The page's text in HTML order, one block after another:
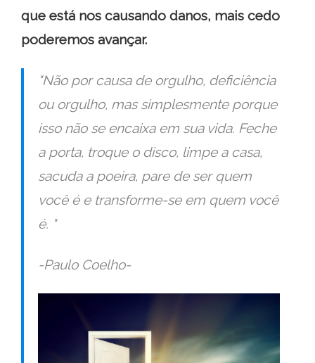
que está nos causando danos, mais cedo
poderemos avançar.
"Não por causa de orgulho, deficiência
ou orgulho, mas simplesmente porque
isso não se encaixa em sua vida. Feche
a porta, troque o disco, limpe a casa,
sacuda a poeira, pare de ser quem
você é e transforme-se em quem você
é. "
-Paulo Coelho-